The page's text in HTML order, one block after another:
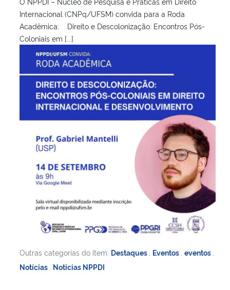
Internacional (CNPq/UFSM) convida para a Roda
Acadêmica: Direito e Descolonização: Encontros Pós-
Coloniais em [...]
Outras categorias do item: Destaques Eventos eventos
Notícias Noticias NPPDI